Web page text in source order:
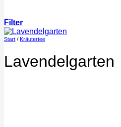
Filter
Start / Kräutertee
Lavendelgarten